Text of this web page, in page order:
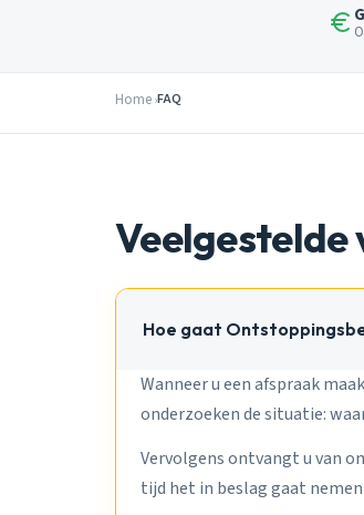
Home FAQ
Veelgestelde
Hoe gaat
Wanneer u een afspraak
onderzoeken de situatie:
Vervolgens ontvangt u van
tijd het in beslag gaat